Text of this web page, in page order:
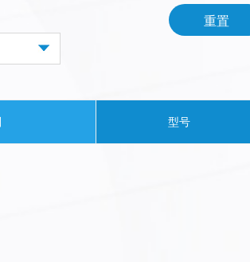
重置
型号